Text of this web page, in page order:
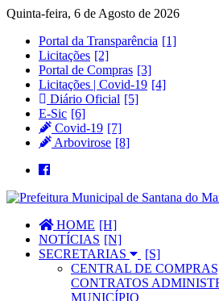
Quinta-feira, 6 de Agosto de 2026
Portal da Transparência
Licitações
Portal de Compras
Licitações | Covid-19
Diário Oficial
E-Sic
Covid-19
Arbovirose
HOME
NOTÍCIAS
SECRETARIAS
CENTRAL DE
CONTRATOS
MUNICÍPIO